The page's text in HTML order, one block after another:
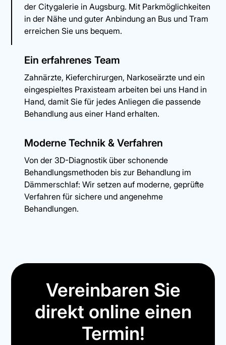
der Citygalerie in Augsburg. Mit Parkmöglichkeiten
in der Nähe und guter Anbindung an Bus und Tram
erreichen Sie uns bequem.
Ein erfahrenes Team
Zahnärzte, Kieferchirurgen, Narkoseärzte und ein
eingespieltes Praxisteam arbeiten bei uns Hand in
Hand, damit Sie für jedes Anliegen die passende
Behandlung aus einer Hand erhalten.
Moderne Technik & Verfahren
Von der 3D-Diagnostik über schonende
Behandlungsmethoden bis zur Behandlung im
Dämmerschlaf: Wir setzen auf moderne, geprüfte
Verfahren für sichere und angenehme
Behandlungen.
Vereinbaren Sie
direkt online einen
Termin!